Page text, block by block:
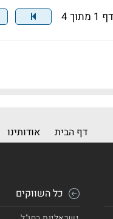
4
דף הבית אודותינו
כל השווקים